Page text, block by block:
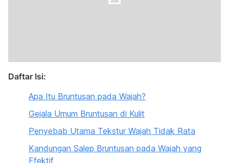
Daftar Isi:
Apa Itu Bruntusan pada Wajah?
Gejala Umum Bruntusan di Kulit
Penyebab Utama Tekstur Wajah Tidak Rata
Kandungan Salep Bruntusan pada Wajah yang
Efektif